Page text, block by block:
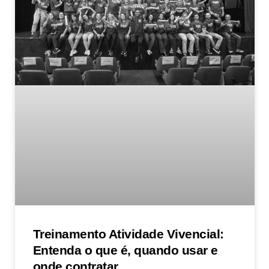
Treinamento Atividade Vivencial:
Entenda o que é, quando usar e
onde contratar